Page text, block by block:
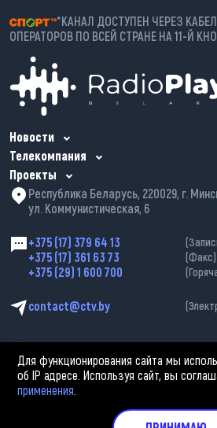
*КАНАЛ ДОСТУПЕН ЧЕРЕЗ
ОПЕРАТОРОВ ПО ВСЕЙ СТРАНЕ НА 11-Й
Новости
Телекомпания
Проекты
Республика Беларусь, 220029, г.
ул. Коммунистическая, 6
+375 (17) 379 64 13
+375 (17) 361 63 73 (Факс)
+375 (29) 1 600 700
contact@ctv.by
2002—2026 © ЗАО «Столичное
материалов активная гиперссылка на
Политика обработки персональных данных
Для функционирования сайта мы
об IP адресе. Используя сайт, вы
применения.